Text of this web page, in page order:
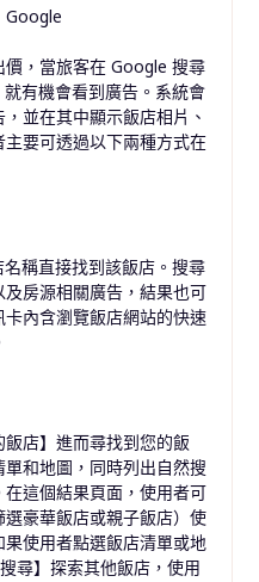
Google
，當旅客在 Google 搜尋
有機會看到廣告。系統會
並在其中顯示飯店相片、
要可透過以下兩種方式在
稱直接找到該飯店。搜尋
房源相關廣告，結果也可
內含瀏覽飯店網站的快速
店】進而尋找到您的飯
和地圖，同時列出自然搜
這個結果頁面，使用者可
豪華飯店或親子飯店）使
使用者點選飯店清單或地
尋】探索其他飯店，使用